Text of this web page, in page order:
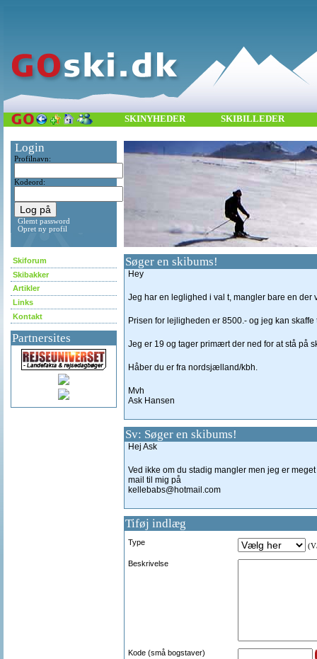
SKINYHEDER SKIBILLEDER
Login
Profilnavn:
Kodeord:
Glemt password
Opret ny profil
Skiforum
Skibakker
Artikler
Links
Kontakt
Partnersites
Søger en skibums!
Hey
Jeg har en leglighed i val t, mangler bare en der
Prisen for lejligheden er 8500.- og jeg kan skaffe
Jeg er 19 og tager primært der ned for at stå på
Håber du er fra nordsjælland/kbh.
Mvh
Ask Hansen
Sv: Søger en skibums!
Hej Ask
Ved ikke om du stadig mangler men jeg er
mail til mig på
kellebabs@hotmail.com
Tiføj indlæg
Type
Beskrivelse
Kode (små bogstaver)